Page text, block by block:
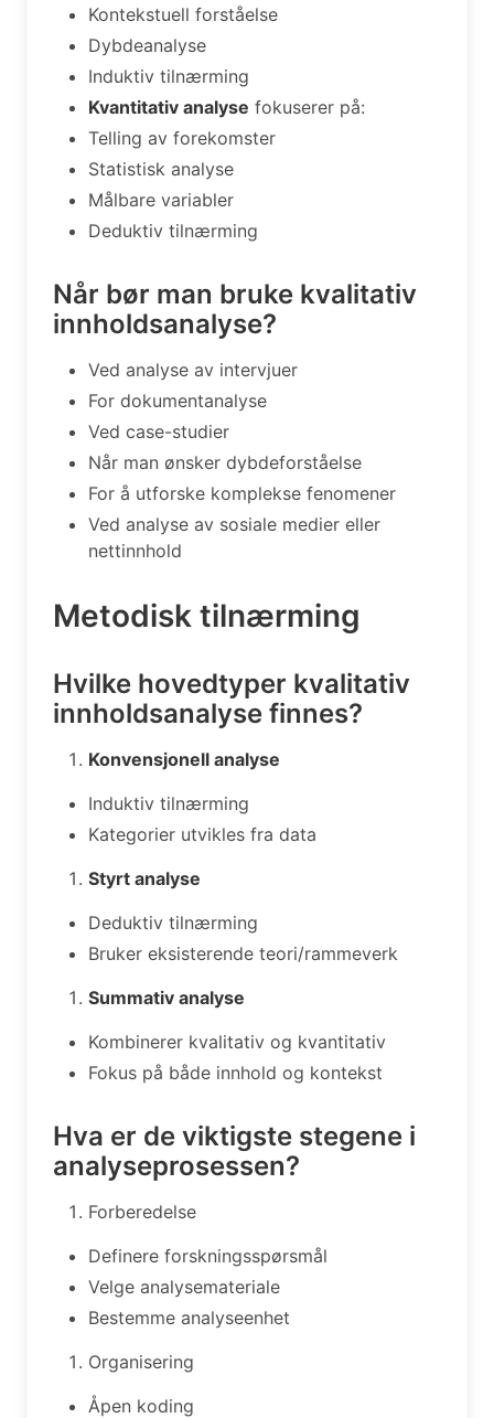
Kontekstuell forståelse
Dybdeanalyse
Induktiv tilnærming
Kvantitativ analyse fokuserer på:
Telling av forekomster
Statistisk analyse
Målbare variabler
Deduktiv tilnærming
Når bør man bruke kvalitativ
innholdsanalyse?
Ved analyse av intervjuer
For dokumentanalyse
Ved case-studier
Når man ønsker dybdeforståelse
For å utforske komplekse fenomener
Ved analyse av sosiale medier eller
nettinnhold
Metodisk tilnærming
Hvilke hovedtyper kvalitativ
innholdsanalyse finnes?
Konvensjonell analyse
Induktiv tilnærming
Kategorier utvikles fra data
Styrt analyse
Deduktiv tilnærming
Bruker eksisterende teori/rammeverk
Summativ analyse
Kombinerer kvalitativ og kvantitativ
Fokus på både innhold og kontekst
Hva er de viktigste stegene i
analyseprosessen?
Forberedelse
Definere forskningsspørsmål
Velge analysemateriale
Bestemme analyseenhet
Organisering
Åpen koding